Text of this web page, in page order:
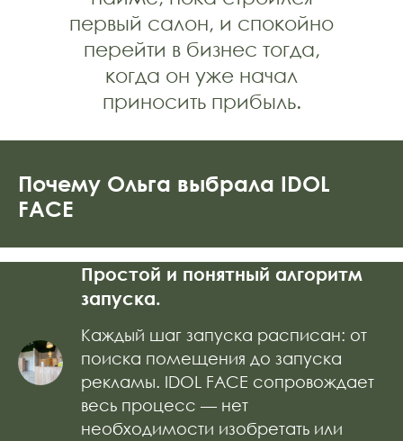
первый салон, и спокойно
перейти в бизнес тогда,
когда он уже начал
приносить прибыль.
Почему Ольга выбрала IDOL
FACE
Простой и понятный алгоритм
запуска.
Каждый шаг запуска расписан: от
поиска помещения до запуска
рекламы. IDOL FACE сопровождает
весь процесс — нет
необходимости изобретать или